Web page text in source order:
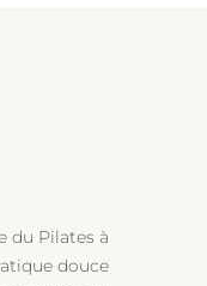
du Pilates à
douce